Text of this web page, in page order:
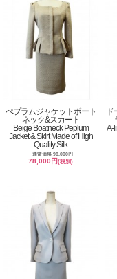
ぺプラムジャケットボート
ネック&スカート
Beige Boatneck Peplum
Jacket & Skirt Made of High
Quality Silk
通常価格 98,000円
78,000円(税別)
A-